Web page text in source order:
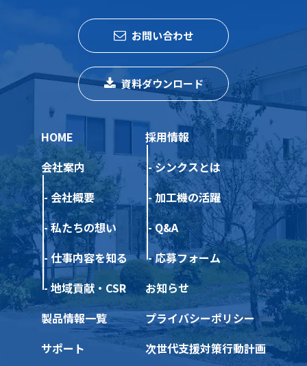
お問い合わせ
資料ダウンロード
HOME
会社案内
会社概要
私たちの想い
仕事内容を知る
地域貢献・CSR
製品情報一覧
サポート
採用情報
シンクスとは
加工機の活躍
Q&A
応募フォーム
お知らせ
プライバシーポリシー
次世代支援対策行動計画